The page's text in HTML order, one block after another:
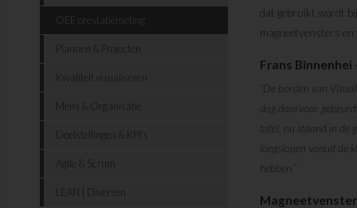
OEE prestatiemeting
Plannen & Projecten
Kwaliteit visualiseren
Mens & Organisatie
Doelstellingen & KPI's
Agile & Scrum
LEAN | Diversen
dat gebruikt wordt
magneetvensters
Frans
“De borden van
dag daarvoor
tafel, nu staand in de
langslopen vanuit de
hebben.”